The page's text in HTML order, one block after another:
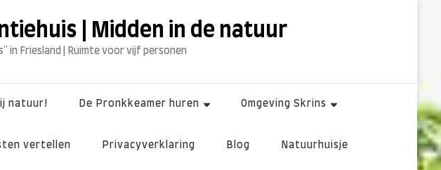
| Midden in de natuur
in Friesland | Ruimte voor vijf personen
natuur! De Pronkkeamer huren Omgeving Skrins
vertellen Privacyverklaring Blog Natuurhuisje